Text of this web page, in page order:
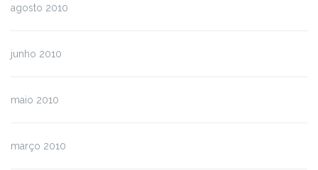
agosto 2010
junho 2010
maio 2010
março 2010